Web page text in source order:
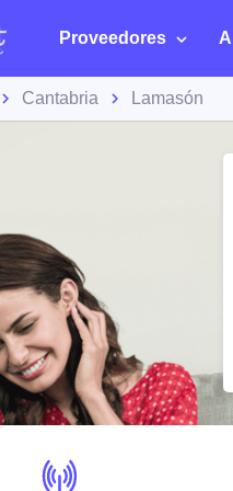
Proveedores
Cantabria Lamasón